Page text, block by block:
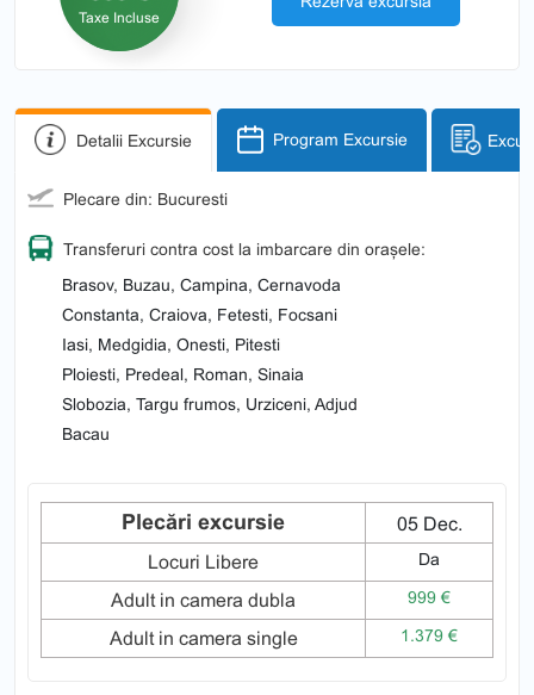
Taxe Incluse
Detalii Excursie Program Excursie
Plecare din: Bucuresti
Transferuri contra cost la imbarcare din orașele:
Brasov, Buzau, Campina, Cernavoda
Constanta, Craiova, Fetesti, Focsani
Iasi, Medgidia, Onesti, Pitesti
Ploiesti, Predeal, Roman, Sinaia
Slobozia, Targu frumos, Urziceni, Adjud
Bacau
Plecări excursie
05 Dec.
Locuri Libere
Da
Adult in camera dubla 999 €
Adult in camera single 1.379 €